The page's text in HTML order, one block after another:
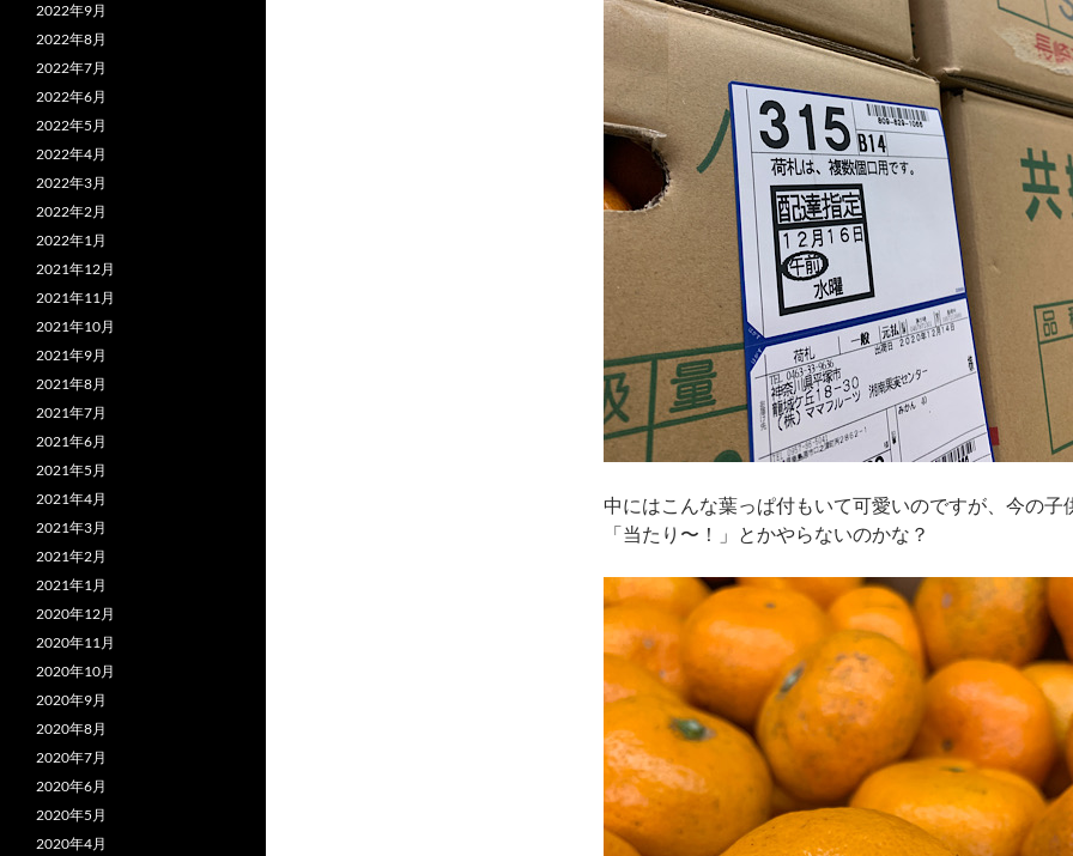
中にはこんな葉っぱ付もいて可愛いのですが、今の子
「当たり〜！」とかやらないのかな？
2022年9月
2022年8月
2022年7月
2022年6月
2022年5月
2022年4月
2022年3月
2022年2月
2022年1月
2021年12月
2021年11月
2021年10月
2021年9月
2021年8月
2021年7月
2021年6月
2021年5月
2021年4月
2021年3月
2021年2月
2021年1月
2020年12月
2020年11月
2020年10月
2020年9月
2020年8月
2020年7月
2020年6月
2020年5月
2020年4月